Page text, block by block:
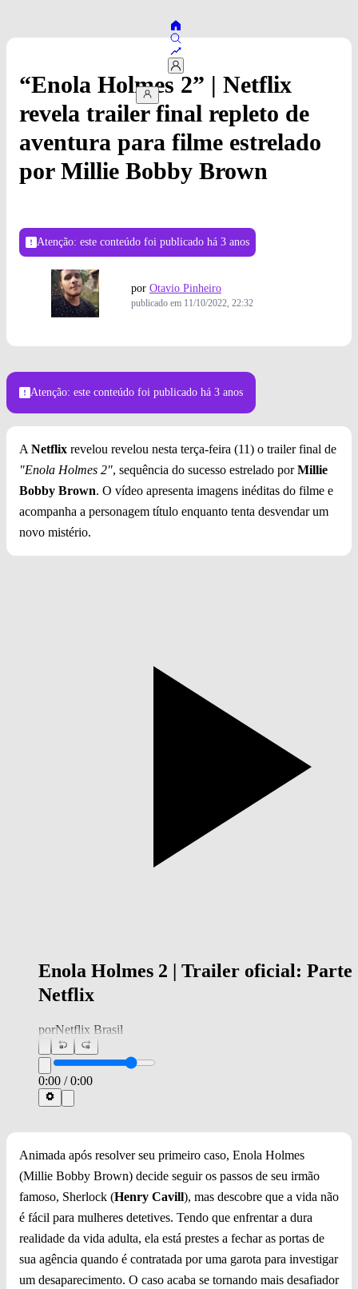
“Enola Holmes 2” | Netflix
revela trailer final repleto de
aventura para filme estrelado
por Millie Bobby Brown
Atenção: este conteúdo foi publicado há 3 anos
por Otavio Pinheiro
publicado em 11/10/2022, 22:32
Atenção: este conteúdo foi publicado há 3 anos
A Netflix revelou revelou nesta terça-feira (11) o trailer final de
"Enola Holmes 2", sequência do sucesso estrelado porMillie
Bobby Brown. O vídeo apresenta imagens inéditas do filme e
acompanha a personagem título enquanto tenta desvendar um
novo mistério.
Enola Holmes 2 | Trailer oficial: Parte
Netflix
porNetflix Brasil
0:00 /0:00
Animada após resolver seu primeiro caso, Enola Holmes
(Millie Bobby Brown) decide seguir os passos de seu irmão
famoso, Sherlock (Henry Cavill), mas descobre que a vida não
é fácil para mulheres detetives. Tendo que enfrentar a dura
realidade da vida adulta, ela está prestes a fechar as portas de
sua agência quando é contratada por uma garota para investigar
um desaparecimento. O caso acaba se tornando mais desafiador